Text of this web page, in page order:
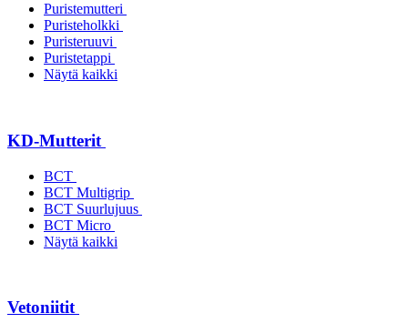
Puristemutteri
Puristeholkki
Puristeruuvi
Puristetappi
Näytä kaikki
KD-Mutterit
BCT
BCT Multigrip
BCT Suurlujuus
BCT Micro
Näytä kaikki
Vetoniitit